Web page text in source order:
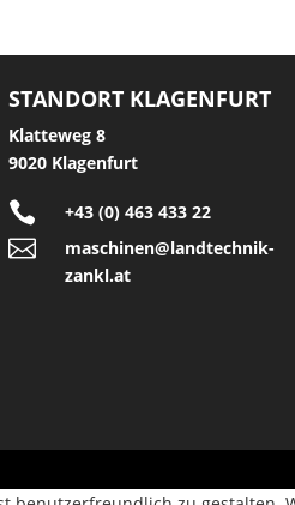
STANDORT KLAGENFURT
Klatteweg 8
9020 Klagenfurt
 +43 (0) 463 433 22

maschinen@landtechnik-
zankl.at